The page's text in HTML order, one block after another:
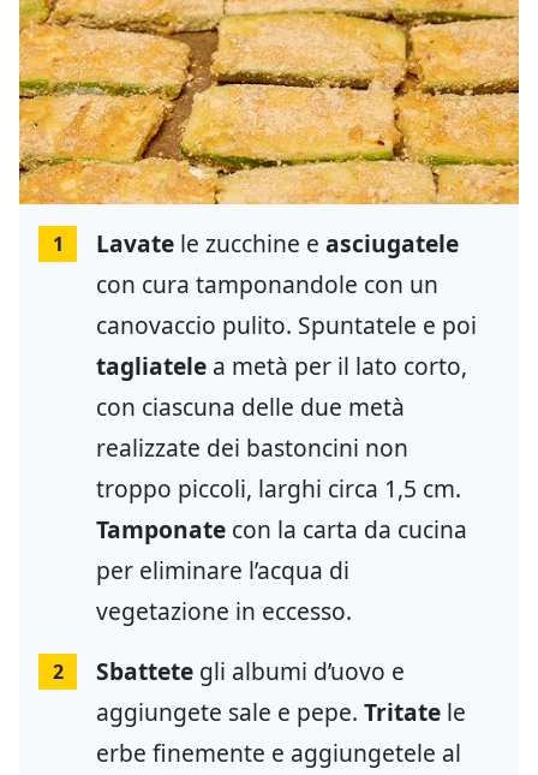
1 Lavate le zucchine e asciugatele
con cura tamponandole con un
canovaccio pulito. Spuntatele e poi
tagliatele a metà per il lato corto,
con ciascuna delle due metà
realizzate dei bastoncini non
troppo piccoli, larghi circa 1,5 cm.
Tamponate con la carta da cucina
per eliminare l’acqua di
vegetazione in eccesso.
2 Sbattete gli albumi d’uovo e
aggiungete sale e pepe. Tritate le
erbe finemente e aggiungetele al